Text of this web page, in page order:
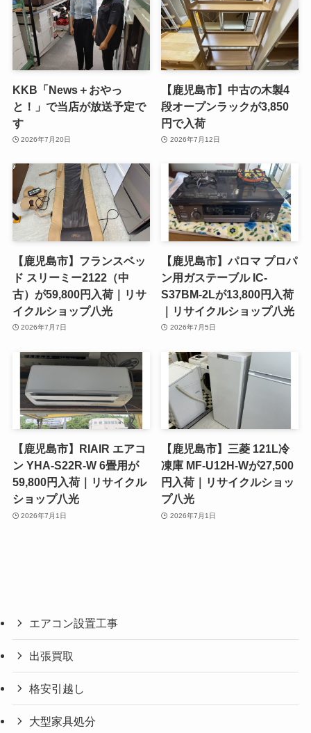
KKB「News＋おやっ
と！」で当店が放送予定で
す
2026年7月20日
【鹿児島市】中古の木製4
段オープンラックが3,850
円で入荷
2026年7月12日
【鹿児島市】フランスベッ
ド スリーミー2122（中
古）が59,800円入荷｜リサ
イクルショップ八光
2026年7月7日
【鹿児島市】パロマ プロパ
ン用ガステーブル IC-
S37BM-2Lが13,800円入荷
｜リサイクルショップ八光
2026年7月5日
【鹿児島市】RIAIR エアコ
ン YHA-S22R-W 6畳用が
59,800円入荷｜リサイクル
ショップ八光
2026年7月1日
【鹿児島市】三菱 121L冷
凍庫 MF-U12H-Wが27,500
円入荷｜リサイクルショッ
プ八光
2026年7月1日
エアコン設置工事
出張買取
格安引越し
大型家具処分